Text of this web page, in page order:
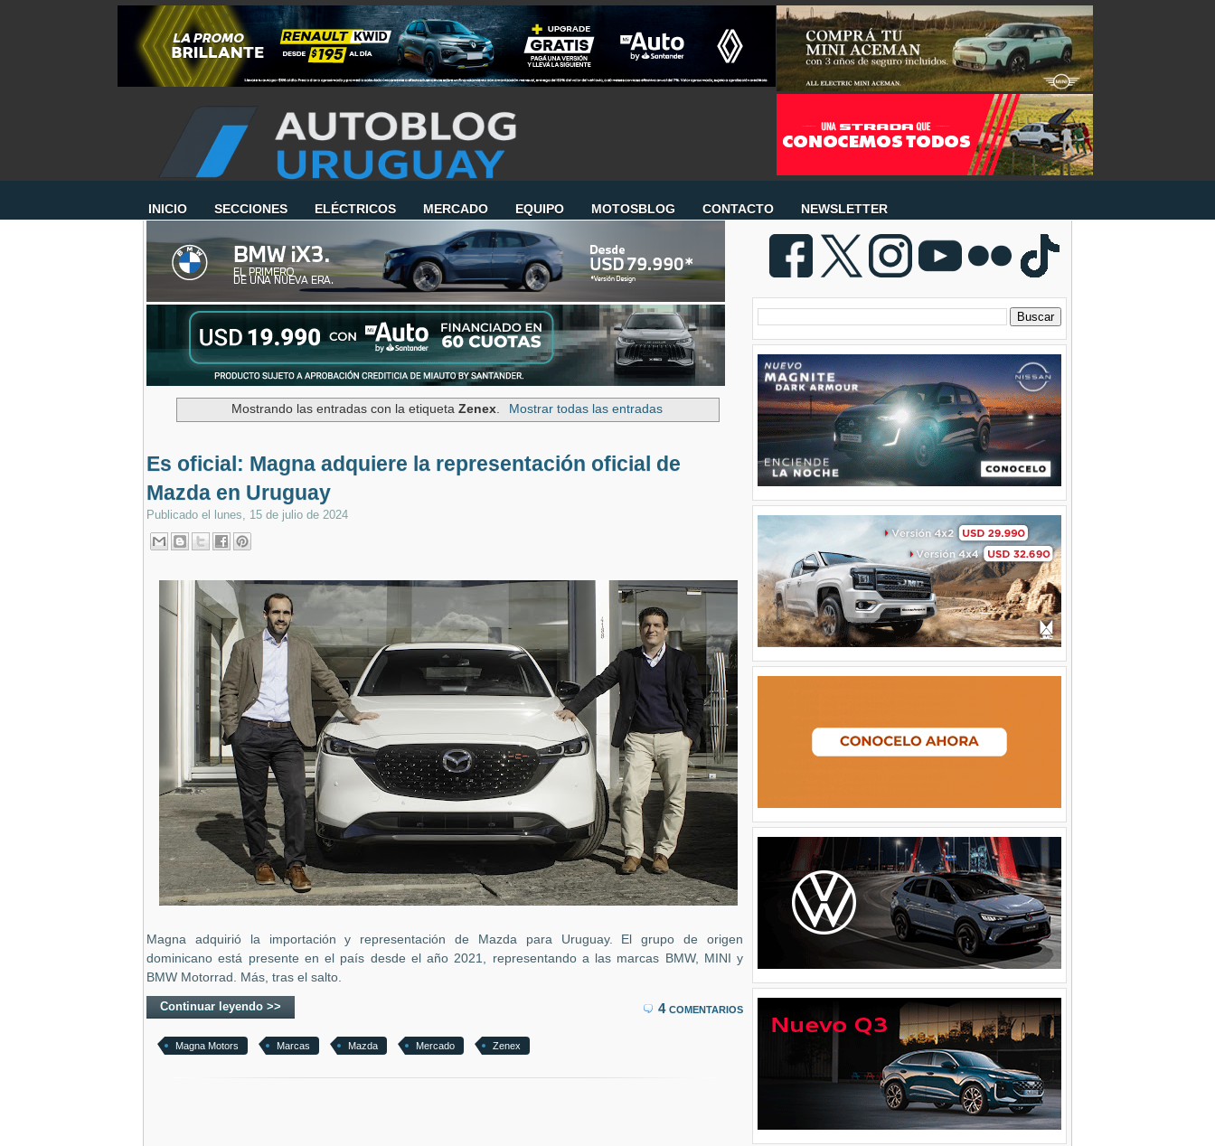
INICIO SECCIONES ELÉCTRICOS MERCADO EQUIPO MOTOSBLOG CONTACTO NEWSLETTER
Mostrando las entradas con la etiquetaZenex. Mostrar todas las entradas
Es oficial: Magna adquiere la representación oficial de
Mazda en Uruguay
Publicado el lunes, 15 de julio de 2024
Magna adquirió la importación y representación de Mazda para Uruguay. El grupo de origen
dominicano está presente en el país desde el año 2021, representando a las marcas BMW, MINI y
BMW Motorrad. Más, tras el salto.
Continuar leyendo >> 4 comentarios
Magna Motors Marcas Mazda Mercado Zenex